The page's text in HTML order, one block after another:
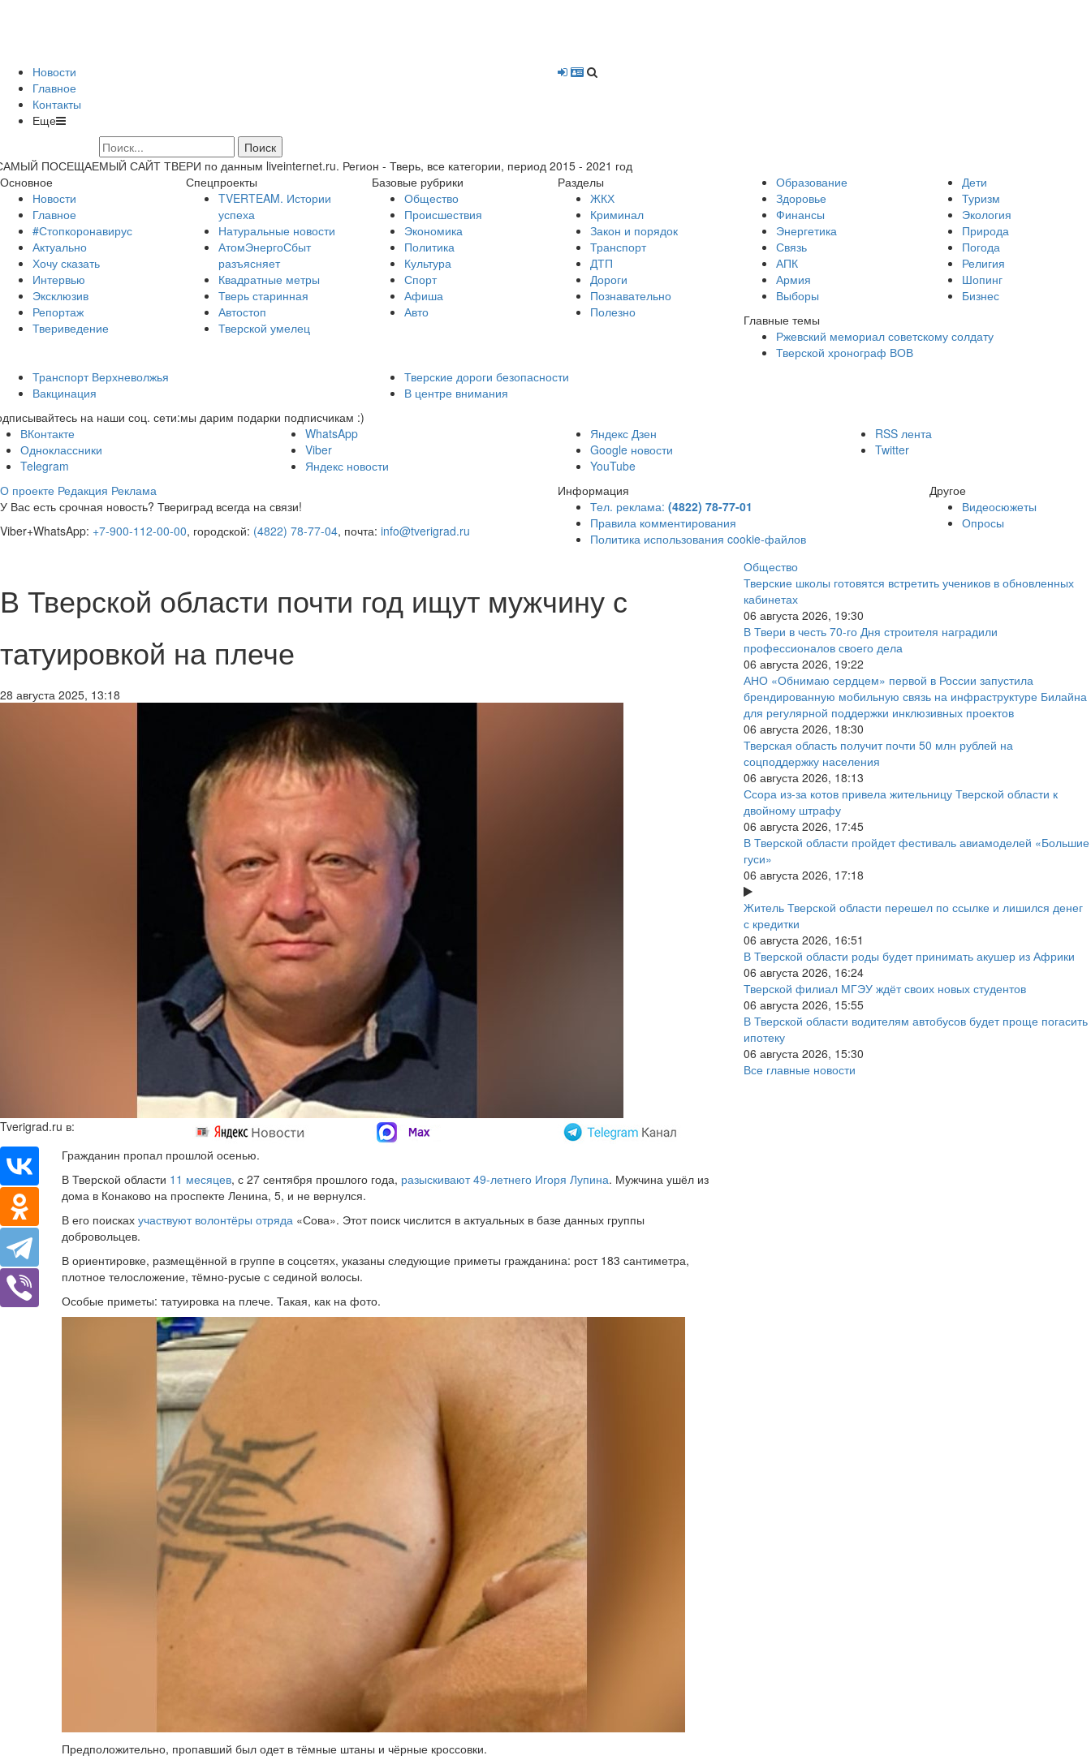
Новости
Главное
Контакты
Еще
ПОСЕЩАЕМЫЙ САЙТ ТВЕРИ по данным liveinternet.ru. Регион - Тверь, все категории, период 2015 - 2021 год
Основное
Новости
Главное
#Стопкоронавирус
Актуально
Хочу сказать
Интервью
Эксклюзив
Репортаж
Твериведение
Спецпроекты
TVERTEAM. Истории
успеха
Натуральные новости
АтомЭнергоСбыт
разъясняет
Квадратные метры
Тверь старинная
Автостоп
Тверской умелец
Базовые рубрики
Общество
Происшествия
Экономика
Политика
Культура
Спорт
Афиша
Авто
Разделы
ЖКХ
Криминал
Закон и порядок
Транспорт
ДТП
Дороги
Познавательно
Полезно
Образование
Здоровье
Финансы
Энергетика
Связь
АПК
Армия
Выборы
Дети
Туризм
Экология
Природа
Погода
Религия
Шопинг
Бизнес
Главные темы
Ржевский мемориал советскому солдату
Тверской хронограф ВОВ
Транспорт Верхневолжья
Вакцинация
Тверские дороги безопасности
В центре внимания
на наши соц. сети:мы дарим подарки подписчикам :)
ВКонтакте
Одноклассники
Telegram
WhatsApp
Viber
Яндекс новости
Яндекс Дзен
Google новости
YouTube
RSS лента
Twitter
О проекте Редакция Реклама
У Вас есть срочная новость? Твериград всегда на связи!
Viber+WhatsApp: +7-900-112-00-00, городской: (4822) 78-77-04, почта: info@tverigrad.ru
Информация
Тел. реклама: (4822) 78-77-01
Правила комментирования
Политика использования cookie-файлов
Другое
Видеосюжеты
Опросы
В Тверской области почти год ищут мужчину с
татуировкой на плече
28 августа 2025, 13:18
Tverigrad.ru в:
Гражданин пропал прошлой осенью.
В Тверской области 11 месяцев, с 27 сентября прошлого года, разыскивают 49-летнего Игоря Лупина. Мужчина ушёл из
дома в Конаково на проспекте Ленина, 5, и не вернулся.
В его поискахучаствуют волонтёры отряда «Сова». Этот поиск числится в актуальных в базе данных группы
добровольцев.
В ориентировке, размещённой в группе в соцсетях, указаны следующие приметы гражданина: рост 183 сантиметра,
плотное телосложение, тёмно-русые с сединой волосы.
Особые приметы: татуировка на плече. Такая, как на фото.
Предположительно, пропавший был одет в тёмные штаны и чёрные кроссовки.
Общество
Тверские школы готовятся встретить учеников в обновленных
кабинетах
06 августа 2026, 19:30
В Твери в честь 70-го Дня строителя наградили
профессионалов своего дела
06 августа 2026, 19:22
АНО «Обнимаю сердцем» первой в России запустила
брендированную мобильную связь на инфраструктуре Билайна
для регулярной поддержки инклюзивных проектов
06 августа 2026, 18:30
Тверская область получит почти 50 млн рублей на
соцподдержку населения
06 августа 2026, 18:13
Ссора из-за котов привела жительницу Тверской области к
двойному штрафу
06 августа 2026, 17:45
В Тверской области пройдет фестиваль авиамоделей «Большие
гуси»
06 августа 2026, 17:18
Житель Тверской области перешел по ссылке и лишился денег
с кредитки
06 августа 2026, 16:51
В Тверской области роды будет принимать акушер из Африки
06 августа 2026, 16:24
Тверской филиал МГЭУ ждёт своих новых студентов
06 августа 2026, 15:55
В Тверской области водителям автобусов будет проще погасить
ипотеку
06 августа 2026, 15:30
Все главные новости